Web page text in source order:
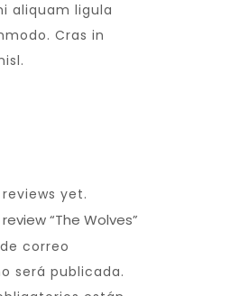
aliquam ligula
Cras in
yet.
“The Wolves”
correo
será publicada.